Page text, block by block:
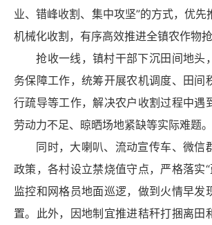
业、错峰收割、集中攻坚”的方式，优先
机械化收割，有序高效推进全镇农作物抢
抢收一线，镇村干部下沉田间地头
务保障工作，统筹开展农机调度、田间
行疏导等工作，解决农户收割过程中遇
劳动力不足、晾晒场地紧缺等实际难题
同时，大喇叭、流动宣传车、微信
政策，各村设立禁烧值守点，严格落实
监控和网格员地面巡逻，做到火情早发
置。此外，因地制宜推进秸秆打捆离田